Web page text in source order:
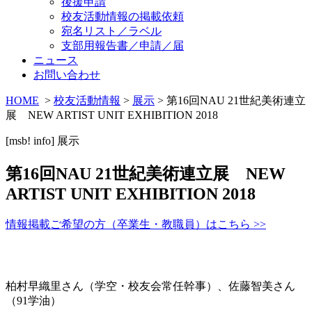
校友活動情報の掲載依頼
宛名リスト／ラベル
支部用報告書／申請／届
ニュース
お問い合わせ
HOME > 校友活動情報 > 展示 > 第16回NAU 21世紀美術連立
展 NEW ARTIST UNIT EXHIBITION 2018
[msb! info] 展示
第16回NAU 21世紀美術連立展 NEW
ARTIST UNIT EXHIBITION 2018
情報掲載ご希望の方（卒業生・教職員）はこちら >>
柏村早織里さん（学空・校友会常任幹事）、佐藤智美さん
（91学油）